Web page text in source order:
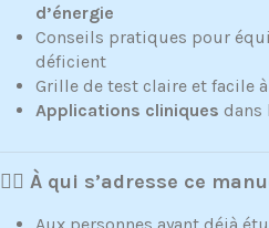
d’énergie
Conseils pratiques pour
déficient
Grille de test claire et facile
Applications cliniques dans
🧘‍♀️ À qui s’adresse ce